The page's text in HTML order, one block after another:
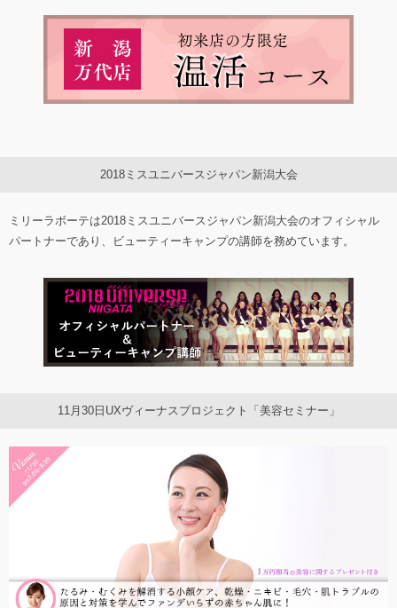
2018ミスユニバースジャパン新潟大会
ミリーラボーテは2018ミスユニバースジャパン新潟大会のオフィシャル
パートナーであり、ビューティーキャンプの講師を務めています。
11月30日UXヴィーナスプロジェクト「美容セミナー」